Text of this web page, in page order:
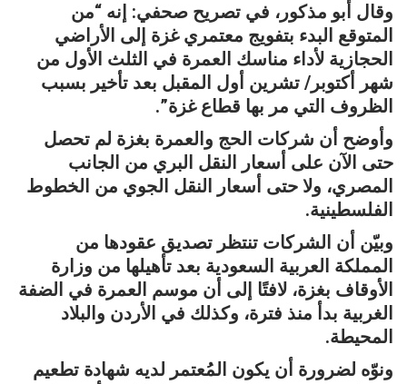
وقال أبو مذكور، في تصريح صحفي: إنه “من
المتوقع البدء بتفويج معتمري غزة إلى الأراضي
الحجازية لأداء مناسك العمرة في الثلث الأول من
شهر أكتوبر/ تشرين أول المقبل بعد تأخير بسبب
الظروف التي مر بها قطاع غزة”.
وأوضح أن شركات الحج والعمرة بغزة لم تحصل
حتى الآن على أسعار النقل البري من الجانب
المصري، ولا حتى أسعار النقل الجوي من الخطوط
الفلسطينية.
وبيّن أن الشركات تنتظر تصديق عقودها من
المملكة العربية السعودية بعد تأهيلها من وزارة
الأوقاف بغزة، لافتًا إلى أن موسم العمرة في الضفة
الغربية بدأ منذ فترة، وكذلك في الأردن والبلاد
المحيطة.
ونوّه لضرورة أن يكون المُعتمر لديه شهادة تطعيم